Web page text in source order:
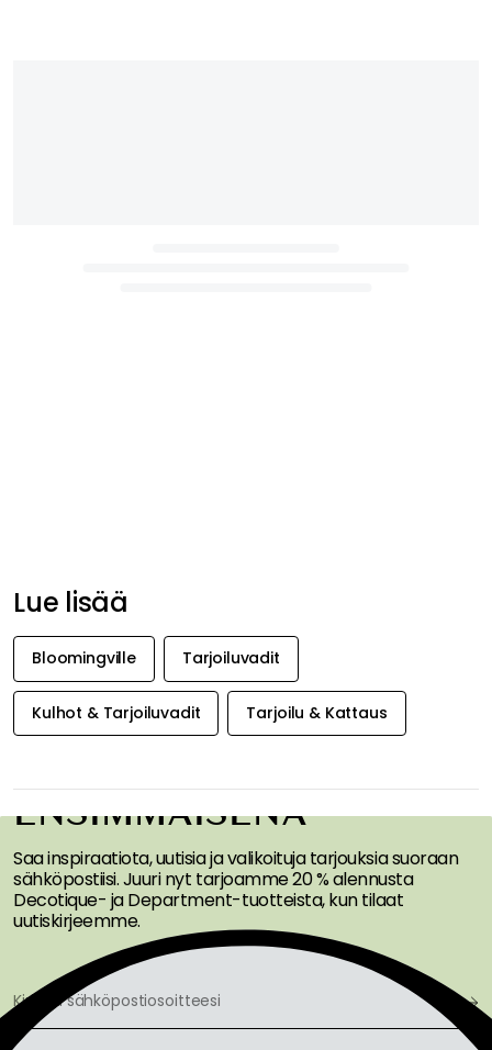
Lue lisää
Bloomingville Tarjoiluvadit
Kulhot & Tarjoiluvadit Tarjoilu & Kattaus
SAA INSPIRAATIOTA &
TARJOUKSIA
ENSIMMÄISENÄ
Saa inspiraatiota, uutisia ja valikoituja tarjouksia suoraan
sähköpostiisi. Juuri nyt tarjoamme 20 % alennusta
Decotique- ja Department-tuotteista, kun tilaat
uutiskirjeemme.